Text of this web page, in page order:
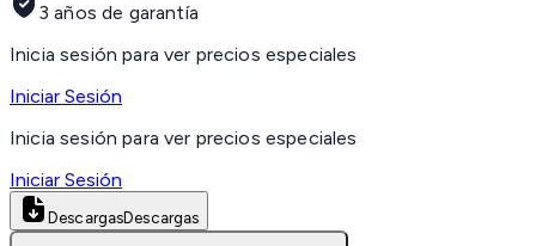
3 años de garantía
Inicia sesión para ver precios especiales
Iniciar Sesión
Inicia sesión para ver precios especiales
Iniciar Sesión
DescargasDescargas